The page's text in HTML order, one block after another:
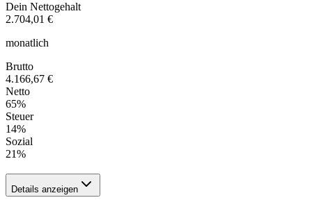
Dein Nettogehalt
2.704,01 €
monatlich
Brutto
4.166,67 €
Netto
65%
Steuer
14%
Sozial
21%
Details anzeigen